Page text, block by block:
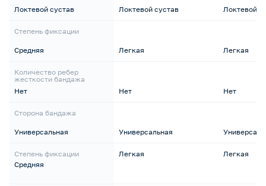
Локтевой сустав
Степень фиксации
Средняя
Количество ребер
жесткости бандажа
Нет
Сторона бандажа
Универсальная
Степень фиксации
Средняя
Локтевой сустав
Легкая
Нет
Универсальная
Легкая
Локтевой
Легкая
Нет
Легкая